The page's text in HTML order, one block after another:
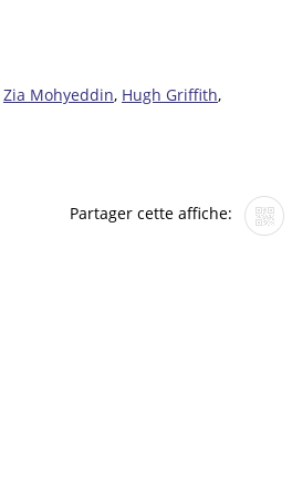
Zia Mohyeddin, Hugh Griffith,
Partager cette affiche: